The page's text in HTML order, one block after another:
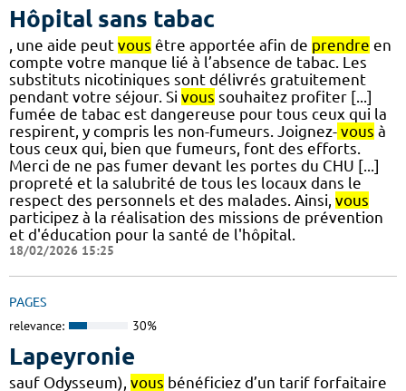
Hôpital sans tabac
, une aide peut vous être apportée afin de prendre en
compte votre manque lié à l’absence de tabac. Les
substituts nicotiniques sont délivrés gratuitement
pendant votre séjour. Si vous souhaitez profiter [...]
fumée de tabac est dangereuse pour tous ceux qui la
respirent, y compris les non-fumeurs. Joignez- vous à
tous ceux qui, bien que fumeurs, font des efforts.
Merci de ne pas fumer devant les portes du CHU [...]
propreté et la salubrité de tous les locaux dans le
respect des personnels et des malades. Ainsi, vous
participez à la réalisation des missions de prévention
et d'éducation pour la santé de l'hôpital.
18/02/2026 15:25
PAGES
relevance: 30%
Lapeyronie
sauf Odysseum), vous bénéficiez d’un tarif forfaitaire